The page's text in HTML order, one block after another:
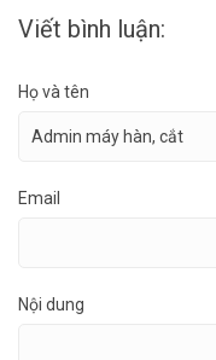
Viết bình luận:
Họ và tên
Email
Nội dung